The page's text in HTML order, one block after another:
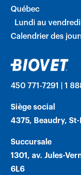
Québec
Lundi au
Calendrier des
450 771-7291 | 1
Siège social
4375, Beaudry,
Succursale
1301, av. Jules-
6L6